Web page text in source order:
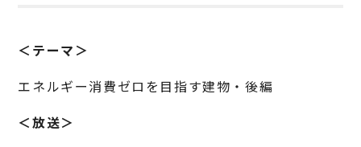
＜テーマ＞
エネルギー消費ゼロを目指す建物・後編
＜放送＞